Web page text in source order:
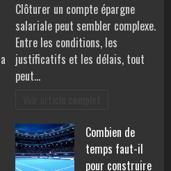
Clôturer un compte épargne
salariale peut sembler complexe.
Entre les conditions, les
justificatifs et les délais, tout
peut…
Combien de
temps faut-il
pour construire